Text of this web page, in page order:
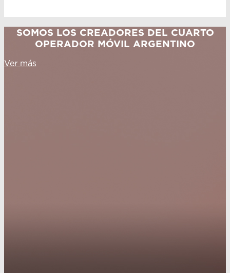
SOMOS LOS CREADORES DEL CUARTO
OPERADOR MÓVIL ARGENTINO
Ver más